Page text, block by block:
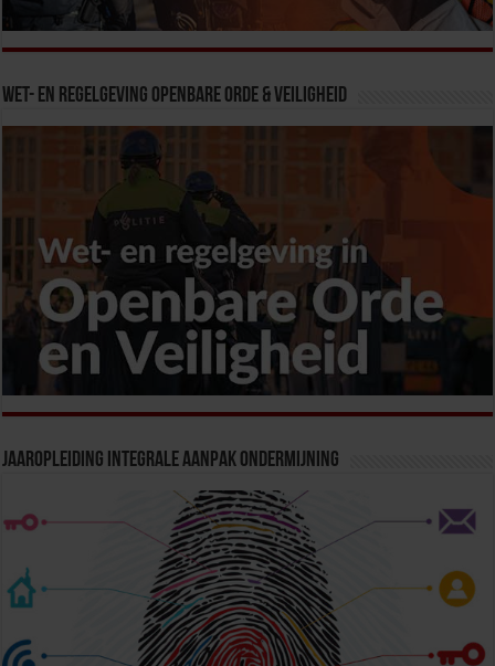
Wet- en Regelgeving Openbare Orde & Veiligheid
Jaaropleiding Integrale Aanpak Ondermijning